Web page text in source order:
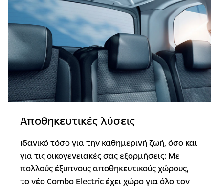
Αποθηκευτικές λύσεις
Ιδανικό τόσο για την καθημερινή ζωή, όσο και
για τις οικογενειακές σας εξορμήσεις: Με
πολλούς έξυπνους αποθηκευτικούς χώρους,
το νέο Combo Electric έχει χώρο για όλο τον